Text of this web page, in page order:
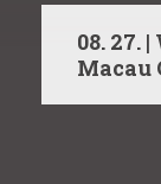
08. 27.
Macau